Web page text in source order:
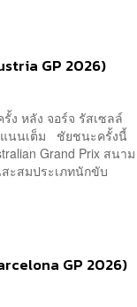
GP 2026)
ง หลัง จอร์จ รัสเซลล์
แนนเต็ม ชัยชนะครั้งนี้
Grand Prix สนาม
ะสมประเภทนักขับ
GP 2026)